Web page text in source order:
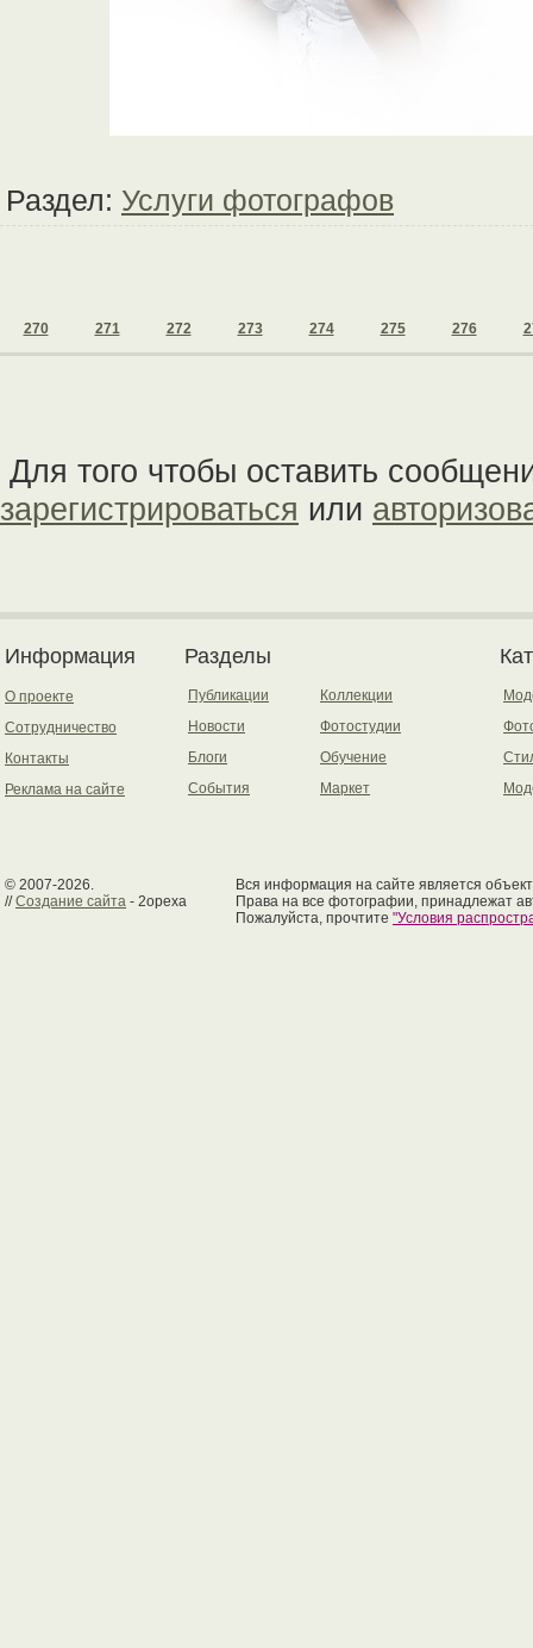
Раздел: Услуги фотографов
270 271 272 273 274 275 276
Для того чтобы оставить
зарегистрироваться или
Информация
О проекте
Сотрудничество
Контакты
Реклама на сайте
Разделы
Публикации
Новости
Блоги
События
Коллекции
Фотостудии
Обучение
Маркет
© 2007-2026.
//Создание сайта - 2opexa
Вся информация на сайте является
Права на все фотографии, принадлежат
Пожалуйста, прочтите "Условия